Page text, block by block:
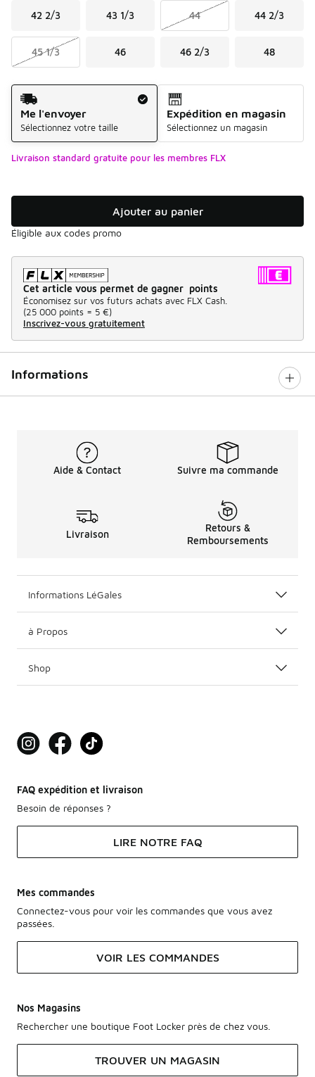
42 2/3 43 1/3 44 44 2/3
45 1/3 46 46 2/3 48
Mode d'expédition
Me l'envoyer
Sélectionnez votre taille
Expédition en magasin
Sélectionnez un magasin
Livraison standard gratuite pour les membres FLX
Ajouter au panier
Éligible aux codes promo
Cet article vous permet de gagner points
Économisez sur vos futurs achats avec FLX Cash.
(25 000 points = 5 €)
Inscrivez-vous gratuitement
Informations
Aide & Contact Suivre ma commande
Livraison
Retours &
Remboursements
Informations LéGales
à Propos
Shop
FAQ expédition et livraison
Besoin de réponses ?
LIRE NOTRE FAQ
Mes commandes
Connectez-vous pour voir les commandes que vous avez
passées.
VOIR LES COMMANDES
Nos Magasins
Rechercher une boutique Foot Locker près de chez vous.
TROUVER UN MAGASIN